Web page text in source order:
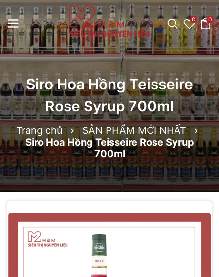
0 0
Siro Hoa Hồng Teisseire
Rose Syrup 700ml
Trang chủ
SẢN PHẨM MỚI NHẤT
Siro Hoa Hồng Teisseire Rose Syrup
700ml